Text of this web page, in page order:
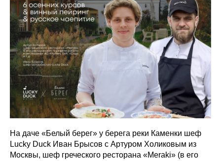
На даче «Белый берег» у берега реки Каменки шеф
Lucky Duck Иван Брысов с Артуром Холиковым из
Москвы, шеф греческого ресторана «Meraki» (в его